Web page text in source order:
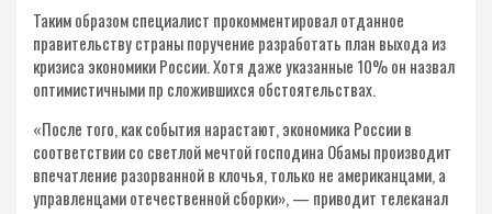
Таким образом специалист прокомментировал отданное
правительству страны поручение разработать план выхода из
кризиса экономики России. Хотя даже указанные 10% он назвал
оптимистичными пр сложившихся обстоятельствах.
«После того, как события нарастают, экономика России в
соответствии со светлой мечтой господина Обамы производит
впечатление разорванной в клочья, только не американцами, а
управленцами отечественной сборки», — приводит телеканал